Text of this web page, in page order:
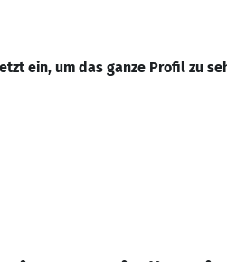
ein, um das ganze Profil zu